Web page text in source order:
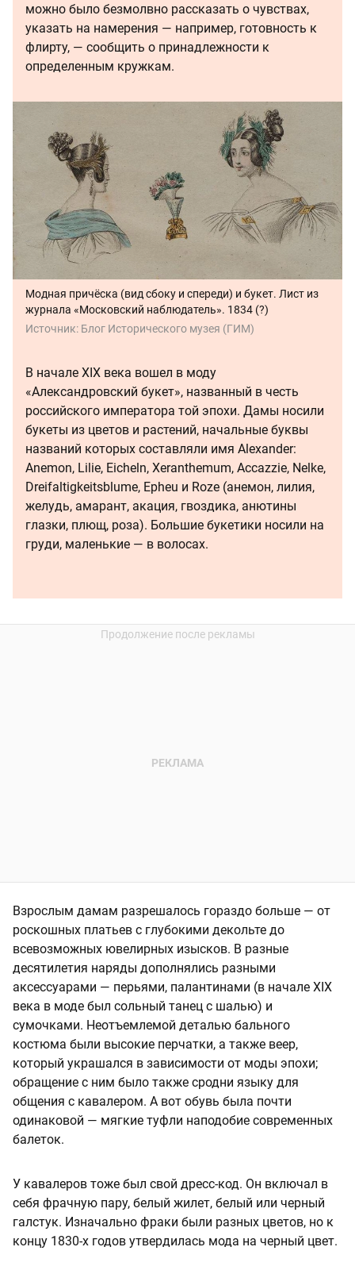
можно было безмолвно рассказать о чувствах,
указать на намерения — например, готовность к
флирту, — сообщить о принадлежности к
определенным кружкам.
Модная причёска (вид сбоку и спереди) и букет. Лист из
журнала «Московский наблюдатель». 1834 (?)
Источник: Блог Исторического музея (ГИМ)
В начале XIX века вошел в моду
«Александровский букет», названный в честь
российского императора той эпохи. Дамы носили
букеты из цветов и растений, начальные буквы
названий которых составляли имя Alexander:
Anemon, Lilie, Eicheln, Xeranthemum, Accazzie, Nelke,
Dreifaltigkeitsblume, Epheu и Roze (анемон, лилия,
желудь, амарант, акация, гвоздика, анютины
глазки, плющ, роза). Большие букетики носили на
груди, маленькие — в волосах.
Взрослым дамам разрешалось гораздо больше — от
роскошных платьев с глубокими декольте до
всевозможных ювелирных изысков. В разные
десятилетия наряды дополнялись разными
аксессуарами — перьями, палантинами (в начале XIX
века в моде был сольный танец с шалью) и
сумочками. Неотъемлемой деталью бального
костюма были высокие перчатки, а также веер,
который украшался в зависимости от моды эпохи;
обращение с ним было также сродни языку для
общения с кавалером. А вот обувь была почти
одинаковой — мягкие туфли наподобие современных
балеток.
У кавалеров тоже был свой дресс-код. Он включал в
себя фрачную пару, белый жилет, белый или черный
галстук. Изначально фраки были разных цветов, но к
концу 1830-х годов утвердилась мода на черный цвет.